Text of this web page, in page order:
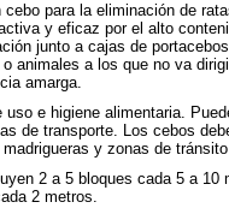
cebo para la eliminación de
y eficaz por el alto
junto a cajas de
animales a los que no va
amarga.
uso e higiene alimentaria.
de transporte. Los cebos
y zonas de
2 a 5 bloques cada 5 a 10
2 metros.